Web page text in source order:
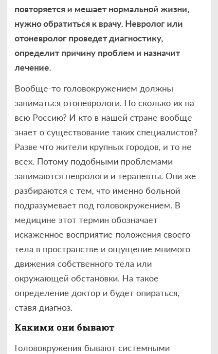
повторяется и мешает нормальной жизни,
нужно обратиться к врачу. Невролог или
отоневролог проведет диагностику,
определит причину проблем и назначит
лечение.
Вообще-то головокружением должны
заниматься отоневрологи. Но сколько их на
всю Россию? И кто в нашей стране вообще
знает о существование таких специалистов?
Разве что жители крупных городов, и то не
всех. Потому подобными проблемами
занимаются неврологи и терапевты. Они же
разбираются с тем, что именно больной
подразумевает под головокружением. В
медицине этот термин обозначает
искаженное восприятие положения своего
тела в пространстве и ощущение мнимого
движения собственного тела или
окружающей обстановки. На такое
определение доктор и будет опираться,
ставя диагноз.
Какими они бывают
Головокружения бывают системными